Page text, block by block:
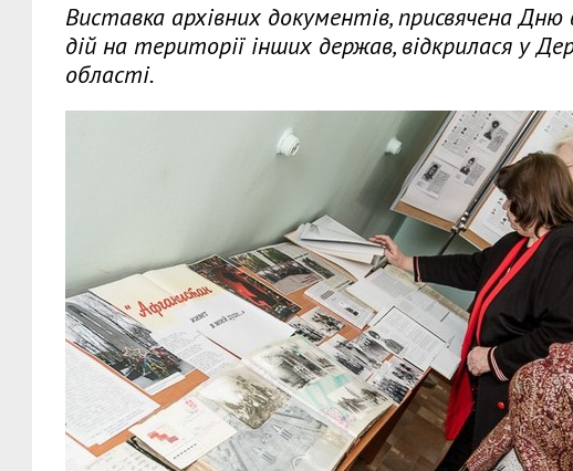
Виставка архівних документів, присвячена
дій на території інших держав, відкрилася у
області.